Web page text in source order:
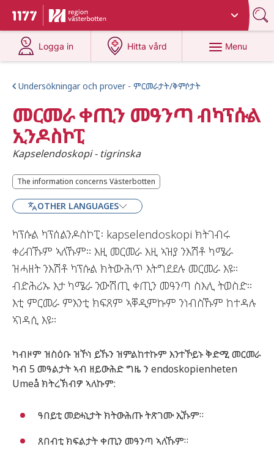
To start page for 1177
Du har valt region
Logga in
at 1177.se
Hitta vård
at 1177.se
Menu
Undersökningar och prover - ምርመራታት/ቅምሶታት
መርመራ ቀጢን መዓንጣ ብካፕሱል
ኢንዶስኮፒ
Kapselendoskopi - tigrinska
The information concerns Västerbotten
The information concerns Västerbotten
OTHER LANGUAGES
ካፕሱል ካፕሰልንዶስኮፒ፡ kapselendoskopi ክትገብሩ
ቀሪብኹም ኣለኹም። እዚ መርመራ እዚ ኣዝያ ንእሽቶ ካሜራ
ዝሓዘት ንእሽቶ ካፕሱል ክትውሕጥ እትግደደሉ መርመራ እዩ።
ብድሕሪኡ እታ ካሜራ ንውሽጢ ቀጢን መዓንጣ ስእሊ ትወስድ።
እቲ ምርመራ ምእንቲ ክፍጸም ኣቐዲምኩም ንነብስኹም ከተዳሉ
ኣገዳሲ እዩ።
ካብዞም ዝስዕቡ ዝኾነ ይኹን ዝምልከተኩም እንተኾይኑ ቅድሚ መርመራ
ካብ 5 መዓልታት ኣብ ዘይውሕድ ግዜ ን endoskopienheten
Umeå ክትረኽብዎ ኣለኩም:
ዓበይቲ መድሓኒታት ክትውሕጡ ትጽገሙ ኢኹም።
ጸበብቲ ክፍልታት ቀጢን መዓንጣ ኣለኹም።